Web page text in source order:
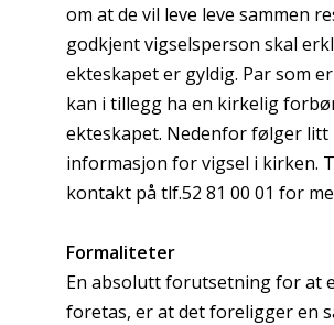
om at de vil leve leve sammen
godkjent vigselsperson skal
ekteskapet er gyldig. Par som
kan i tillegg ha en kirkelig
ekteskapet. Nedenfor følger
informasjon for vigsel i kirken.
kontakt på tlf.52 81 00 01 for
Formaliteter
En absolutt forutsetning for at
foretas, er at det foreligger en